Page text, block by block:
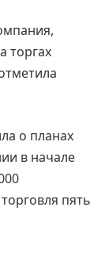
торгах
о планах
в начале
пять